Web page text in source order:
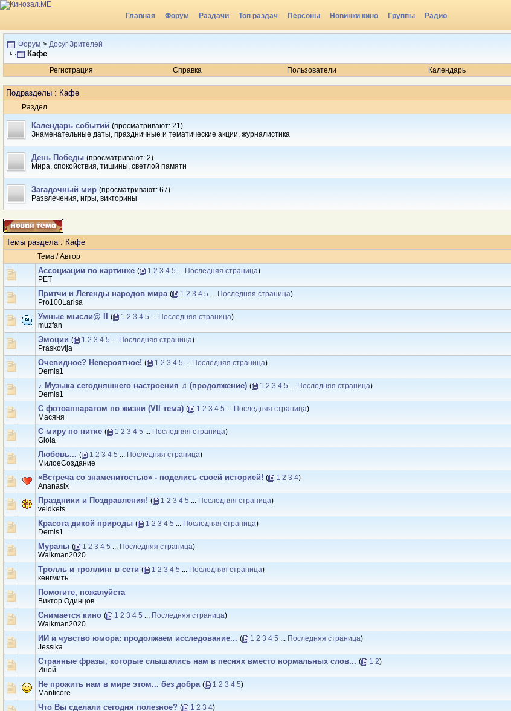
Главная Форум Раздачи Топ раздач Персоны Новинки кино Группы Радио
Форум > Досуг Зрителей
Кафе
Регистрация
Справка Пользователи Календарь
Подразделы : Кафе
Раздел
Календарь событий (просматривают: 21)
Знаменательные даты, праздничные и тематические акции, журналистика
День Победы (просматривают: 2)
Мира, спокойствия, тишины, светлой памяти
Загадочный мир (просматривают: 67)
Развлечения, игры, викторины
Темы раздела: Кафе
Тема /Автор
Ассоциации по картинке ( 1 2 3 4 5 ... Последняя страница)
PET
Притчи и Легенды народов мира ( 1 2 3 4 5 ... Последняя страница)
Pro100Larisa
Умные мысли@ II ( 1 2 3 4 5 ... Последняя страница)
muzfan
Эмоции ( 1 2 3 4 5 ... Последняя страница)
Praskovija
Очевидное? Невероятное! ( 1 2 3 4 5 ... Последняя страница)
Demis1
♪ Музыка сегодняшнего настроения ♫ (продолжение) ( 1 2 3 4 5 ... Последняя страница)
Demis1
С фотоаппаратом по жизни (VII тема) ( 1 2 3 4 5 ... Последняя страница)
Масяня
С миру по нитке ( 1 2 3 4 5 ... Последняя страница)
Gioiа
Любовь... ( 1 2 3 4 5 ... Последняя страница)
МилоеСоздание
«Встреча со знаменитостью» - поделись своей историей! ( 1 2 3 4)
Ananasix
Праздники и Поздравления! ( 1 2 3 4 5 ... Последняя страница)
veldkets
Красота дикой природы ( 1 2 3 4 5 ... Последняя страница)
Demis1
Муралы ( 1 2 3 4 5 ... Последняя страница)
Walkman2020
Тролль и троллинг в сети ( 1 2 3 4 5 ... Последняя страница)
кенгмить
Помогите, пожалуйста
Виктор Одинцов
Снимается кино ( 1 2 3 4 5 ... Последняя страница)
Walkman2020
ИИ и чувство юмора: продолжаем исследование... ( 1 2 3 4 5 ... Последняя страница)
Jеssikа
Странные фразы, которые слышались нам в песнях вместо нормальных слов... ( 1 2)
Иной
Не прожить нам в мире этом... без добра ( 1 2 3 4 5)
Manticore
Что Вы сделали сегодня полезное? ( 1 2 3 4)